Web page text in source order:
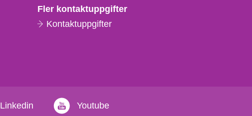
Fler kontaktuppgifter
Kontaktuppgifter
Linkedin Youtube